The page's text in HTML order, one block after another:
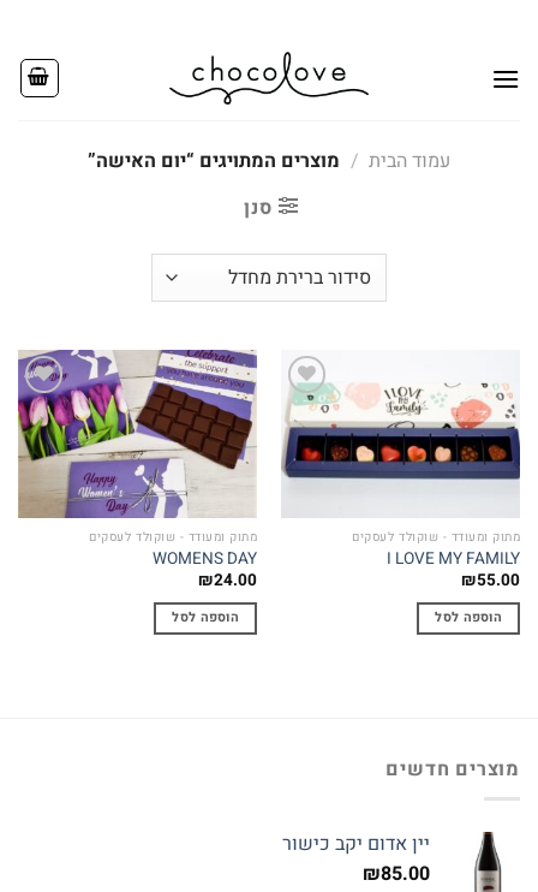
content
עמוד הבית / מוצרים המתויגים “יום האישה”
סנן
Add to
wishlist
מתוק ומעודד - שוקולד לעסקים
I LOVE MY FAMILY
₪55.00
הוספה לסל
Add to
wishlist
מתוק ומעודד - שוקולד לעסקים
WOMENS DAY
₪24.00
הוספה לסל
מוצרים חדשים
יין אדום יקב כישור
₪85.00